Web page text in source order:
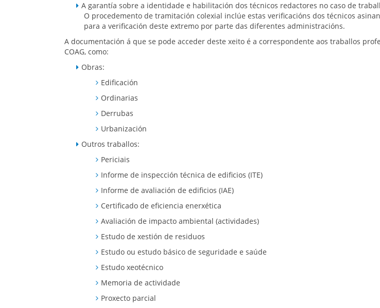
A garantía sobre a identidade e habilitación dos técnicos redactores no caso de
O procedemento de tramitación colexial inclúe estas verificacións dos técnicos
para a verificación deste extremo por parte das diferentes administracións.
A documentación á que se pode acceder deste xeito é a correspondente aos traballos
COAG, como:
Obras:
Edificación
Ordinarias
Derrubas
Urbanización
Outros traballos:
Periciais
Informe de inspección técnica de edificios (ITE)
Informe de avaliación de edificios (IAE)
Certificado de eficiencia enerxética
Avaliación de impacto ambiental (actividades)
Estudo de xestión de residuos
Estudo ou estudo básico de seguridade e saúde
Estudo xeotécnico
Memoria de actividade
Proxecto parcial